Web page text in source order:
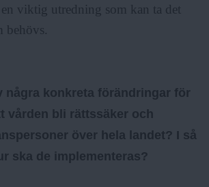
viktig utredning som kan ta det
behövs.
några konkreta förändringar för
vården bli rättssäker och
över hela landet? I så
ska de implementeras?